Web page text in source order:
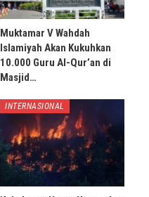
Muktamar V Wahdah
Islamiyah Akan Kukuhkan
10.000 Guru Al-Qur’an di
Masjid…
INTERNASIONAL